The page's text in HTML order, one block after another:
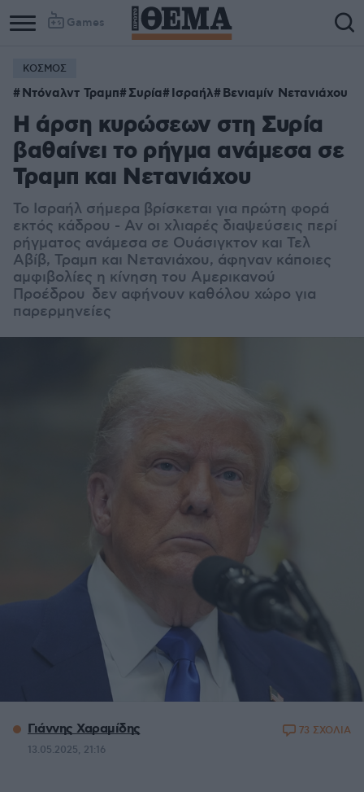
Games
ΚΟΣΜΟΣ
Ντόναλντ Τραμπ Συρία Ισραήλ Βενιαμίν Νετανιάχου
Η άρση κυρώσεων στη Συρία
βαθαίνει το ρήγμα ανάμεσα σε
Τραμπ και Νετανιάχου
Το Ισραήλ σήμερα βρίσκεται για πρώτη φορά
εκτός κάδρου - Αν οι χλιαρές διαψεύσεις περί
ρήγματος ανάμεσα σε Ουάσιγκτον και Τελ
Αβίβ, Τραμπ και Νετανιάχου, άφηναν κάποιες
αμφιβολίες η κίνηση του Αμερικανού
Προέδρου δεν αφήνουν καθόλου χώρο για
παρερμηνείες
Γιάννης Χαραμίδης
13.05.2025, 21:16
73 ΣΧΟΛΙΑ